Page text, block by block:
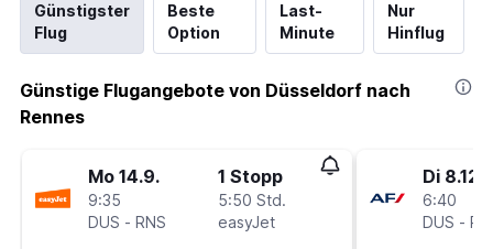
Günstigster
Flug
Beste
Option
Last-
Minute
Nur
Hinflug
Günstige Flugangebote von Düsseldorf nach
Rennes
Mo 14.9.
9:35
DUS - RNS
1 Stopp
5:50 Std.
easyJet
Di 8.12.
6:40
DUS -